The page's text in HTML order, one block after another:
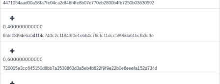
4471054aad00a58fa7fe04ca2df46f4fe8b07e770eb2800b4fb7250b03630592
0.400000000000
6fdc08f94e6a54114c740c2c11943f0e1ebb4c76cfc11dcc5996da61bcfb3c3e
0.600000000000
720005a3cc645150d8bb7a3538863d3a5eb4b622f9f9e22b0e6eeefa152d734d